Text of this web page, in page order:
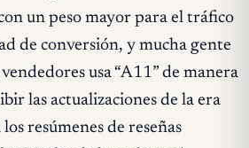
un peso mayor para el tráfico
de conversión, y mucha gente
usa “A11” de manera
las actualizaciones de la era
resúmenes de reseñas